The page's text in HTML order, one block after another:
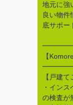
地元に強
良い物件
底サポー
【
【戸建て
・イン
の検査が